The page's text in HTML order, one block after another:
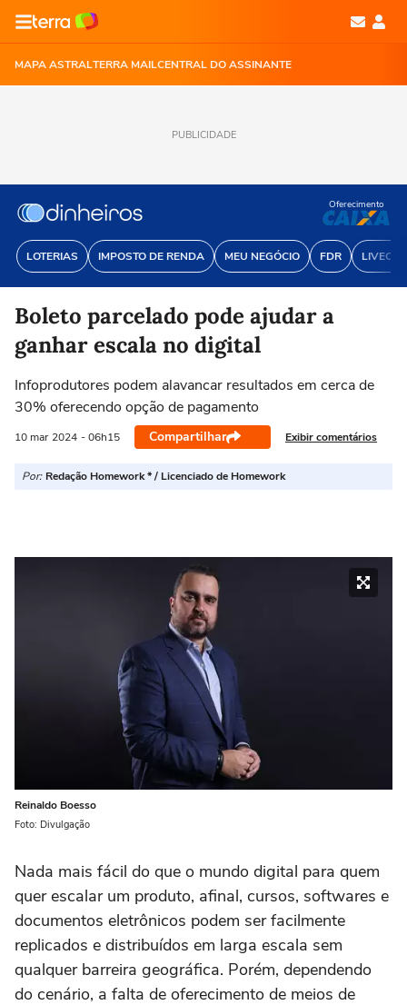
MAPA ASTRALTERRA MAILCENTRAL DO ASSINANTE
PUBLICIDADE
LOTERIAS IMPOSTO DE RENDA MEU NEGÓCIO FDR
Oferecimento
Boleto parcelado pode ajudar a
ganhar escala no digital
Infoprodutores podem alavancar resultados em cerca de
30% oferecendo opção de pagamento
10 mar 2024 - 06h15 Compartilhar Exibir comentários
Por: Redação Homework * / Licenciado de Homework
Reinaldo Boesso
Foto: Divulgação
Nada mais fácil do que o mundo digital para quem
quer escalar um produto, afinal, cursos, softwares e
documentos eletrônicos podem ser facilmente
replicados e distribuídos em larga escala sem
qualquer barreira geográfica. Porém, dependendo
do cenário, a falta de oferecimento de meios de